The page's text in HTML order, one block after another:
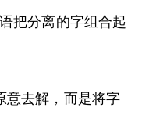
把分离的字组合起
意去解，而是将字